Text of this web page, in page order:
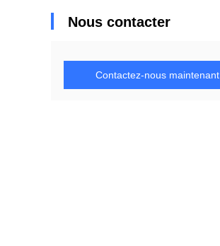
Nous contacter
Contactez-nous maintenant